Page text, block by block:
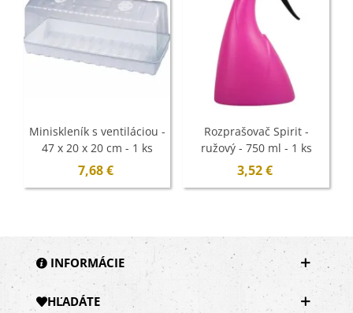
Miniskleník s ventiláciou -
47 x 20 x 20 cm - 1 ks
7,68 €
Rozprašovač Spirit -
ružový - 750 ml - 1 ks
3,52 €
INFORMÁCIE
HĽADÁTE